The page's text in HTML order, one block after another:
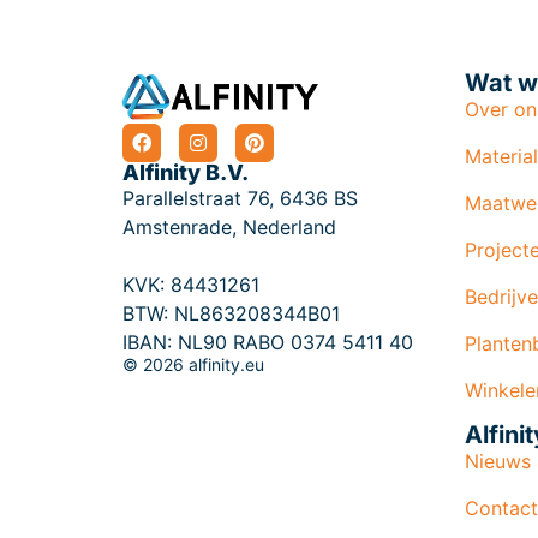
Alfinity B.V.
Parallelstraat 76, 6436 BS
Amstenrade, Nederland
KVK: 84431261
BTW: NL863208344B01
IBAN: NL90 RABO 0374 5411 40
© 2026 alfinity.eu
Wat
Over
Nieuws
Contact